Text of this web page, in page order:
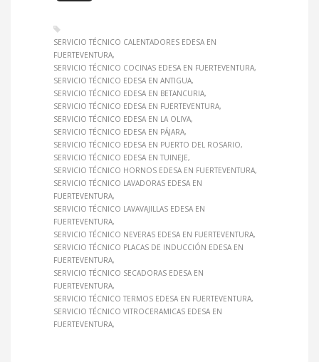
SERVICIO TÉCNICO CALENTADORES EDESA EN
FUERTEVENTURA
SERVICIO TÉCNICO COCINAS EDESA EN FUERTEVENTURA
SERVICIO TÉCNICO EDESA EN ANTIGUA
SERVICIO TÉCNICO EDESA EN BETANCURIA
SERVICIO TÉCNICO EDESA EN FUERTEVENTURA
SERVICIO TÉCNICO EDESA EN LA OLIVA
SERVICIO TÉCNICO EDESA EN PÁJARA
SERVICIO TÉCNICO EDESA EN PUERTO DEL ROSARIO
SERVICIO TÉCNICO EDESA EN TUINEJE
SERVICIO TÉCNICO HORNOS EDESA EN FUERTEVENTURA
SERVICIO TÉCNICO LAVADORAS EDESA EN
FUERTEVENTURA
SERVICIO TÉCNICO LAVAVAJILLAS EDESA EN
FUERTEVENTURA
SERVICIO TÉCNICO NEVERAS EDESA EN FUERTEVENTURA
SERVICIO TÉCNICO PLACAS DE INDUCCIÓN EDESA EN
FUERTEVENTURA
SERVICIO TÉCNICO SECADORAS EDESA EN
FUERTEVENTURA
SERVICIO TÉCNICO TERMOS EDESA EN FUERTEVENTURA
SERVICIO TÉCNICO VITROCERAMICAS EDESA EN
FUERTEVENTURA